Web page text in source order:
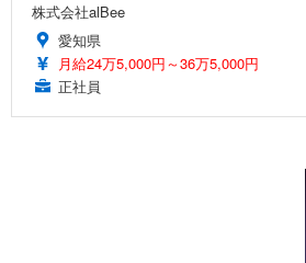
株式会社alBee
愛知県
月給24万5,000円～36万5,000円
正社員